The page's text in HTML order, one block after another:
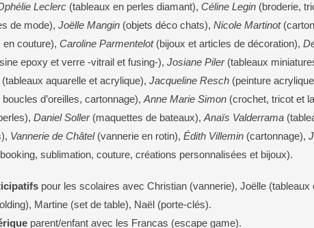
Leclerc (tableaux en perles diamant), Céline Legin (broderie,
de mode), Joëlle Mangin (objets déco chats), Nicole Martinot
en couture), Caroline Parmentelot(bijoux et articles de décoration),
epoxy et verre -vitrail et fusing-), Josiane Piler(tableaux
(tableaux aquarelle et acrylique), Jacqueline Resch (peinture
d’oreilles, cartonnage), Anne Marie Simon (crochet, tricot et
Daniel Soller(maquettes de bateaux), Anaïs Valderrama
Vannerie de Châtel(vannerie en rotin), Édith Villemin (cartonnage),
sublimation, couture, créations personnalisées et bijoux).
pour les scolaires avec Christian (vannerie), Joëlle
Martine (set de table), Naël (porte-clés).
parent/enfant avec les Francas (escape game).